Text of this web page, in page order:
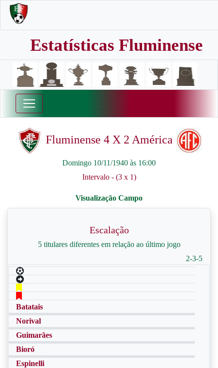
Estatísticas Fluminense
Fluminense 4 X 2 América
Domingo 10/11/1940 às 16:00
Intervalo - (3 x 1)
Escalação
5 titulares diferentes em relação ao último jogo
2-3-5
Batatais
Norival
Guimarães
Bioró
Espinelli